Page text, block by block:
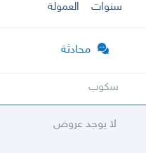
سنوات
العمولة
محادثة
سكوب
لا يوجد عروض